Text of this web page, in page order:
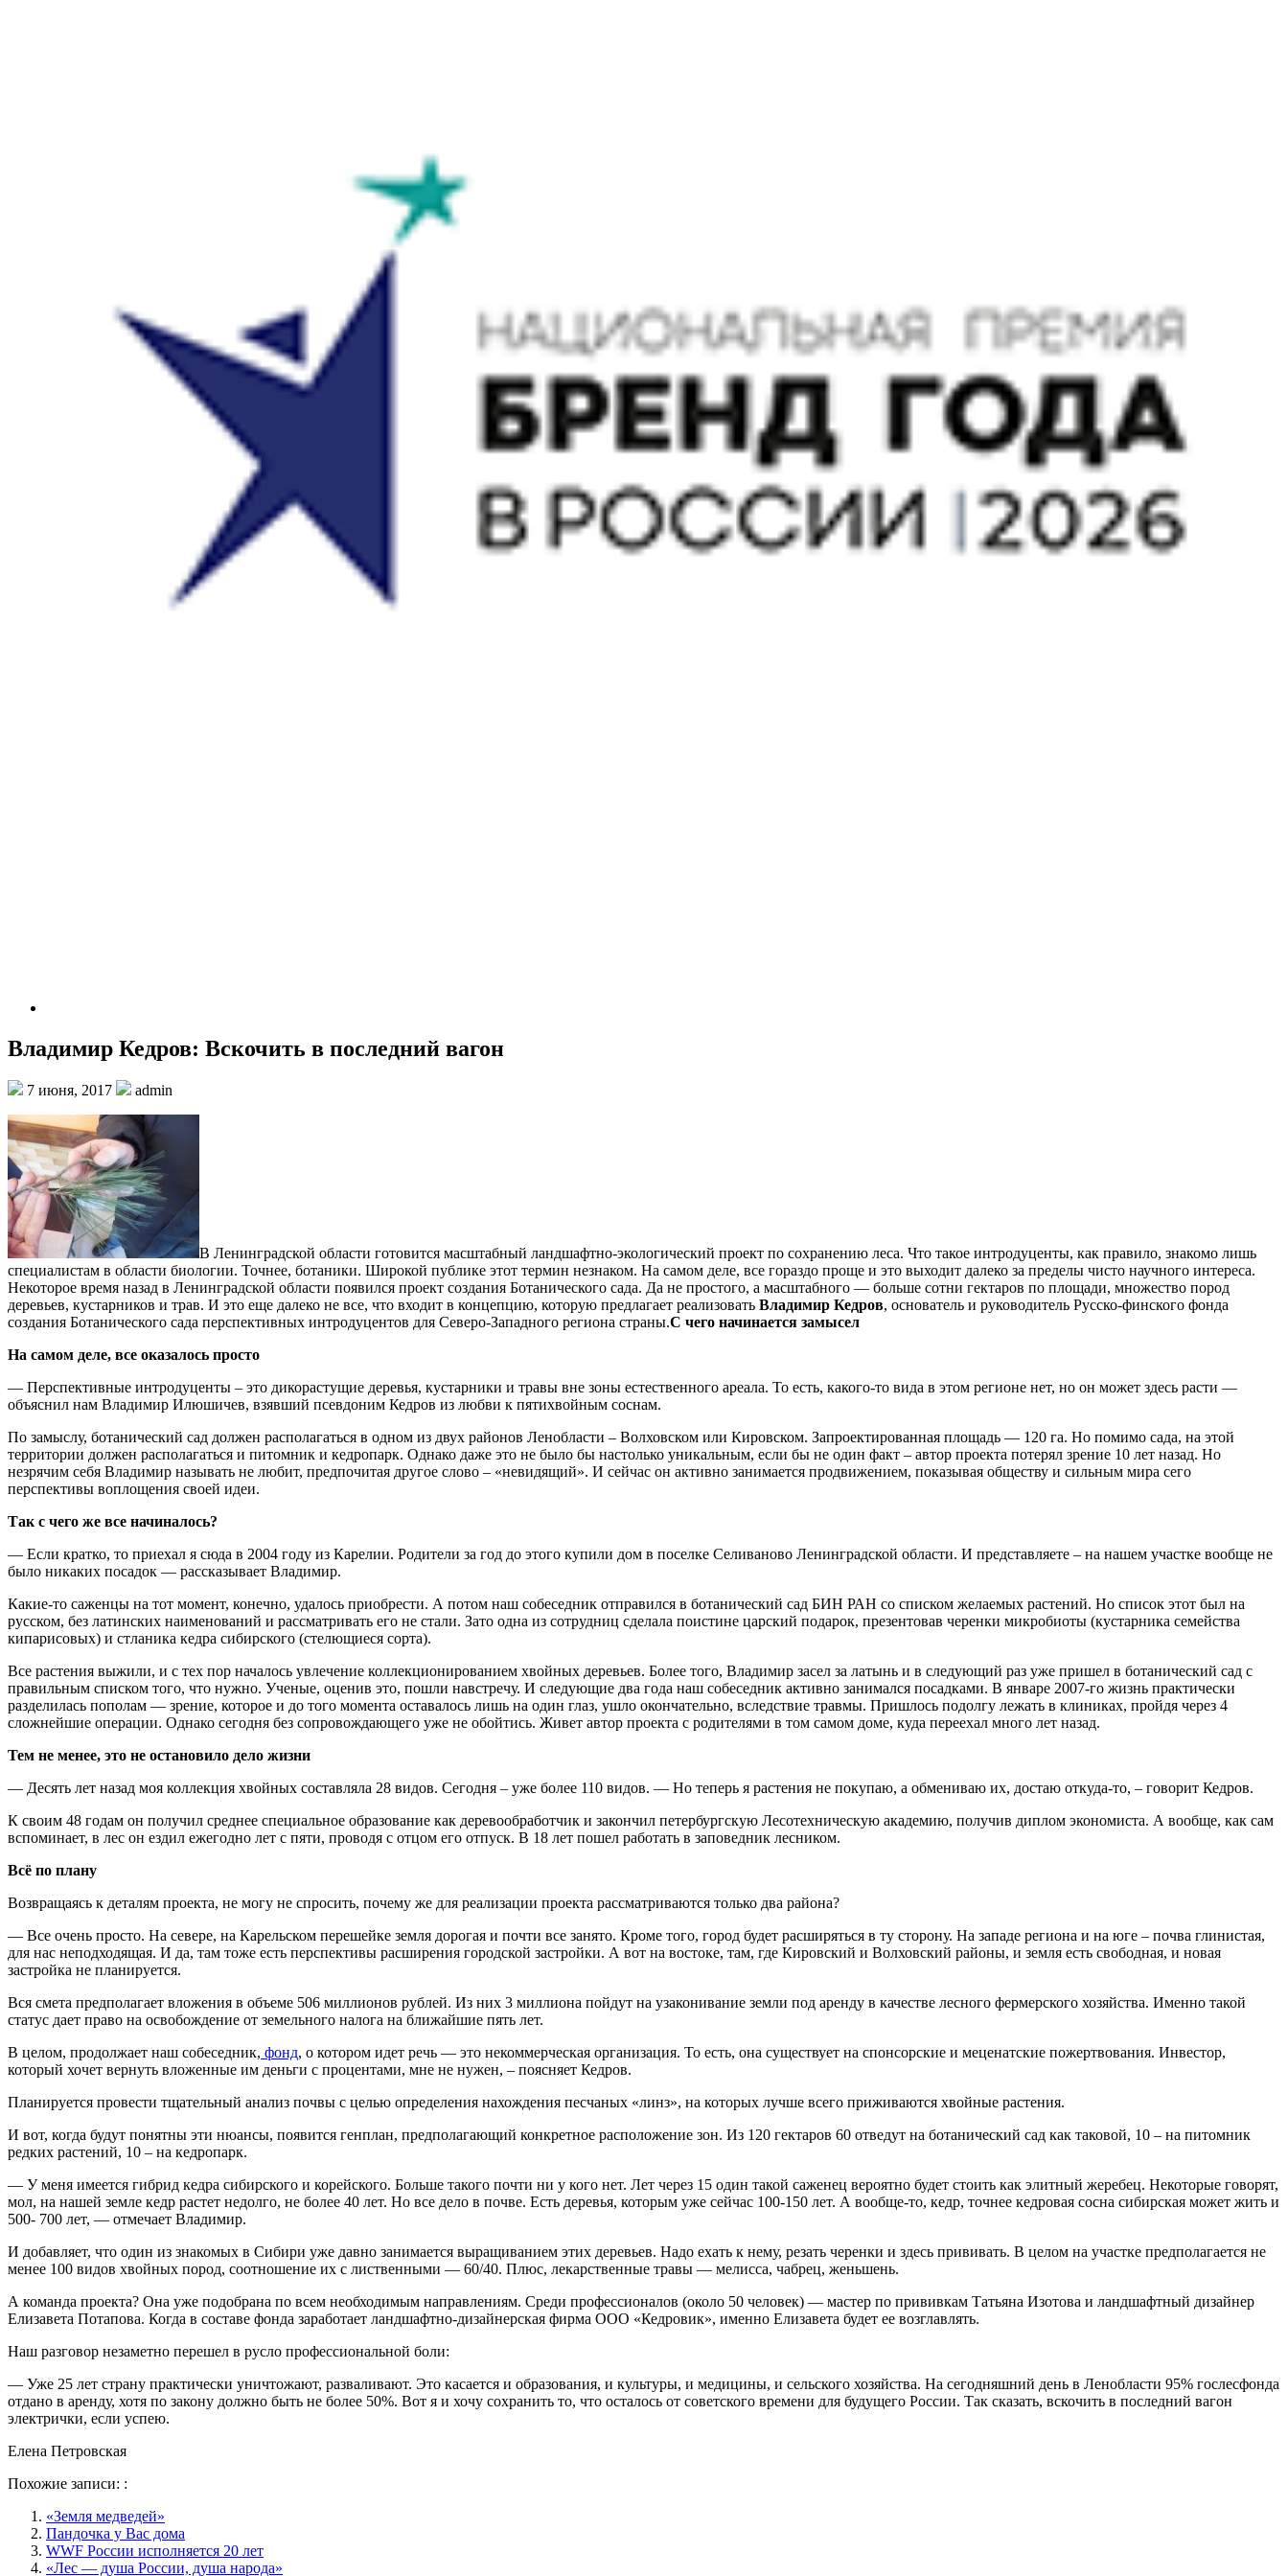
Владимир Кедров: Вскочить в последний вагон
7 июня, 2017 admin
В Ленинградской области готовится масштабный ландшафтно-экологический проект по сохранению леса. Что такое интродуценты, как правило, знакомо лишь
специалистам в области биологии. Точнее, ботаники. Широкой публике этот термин незнаком. На самом деле, все гораздо проще и это выходит далеко за пределы чисто научного интереса.
Некоторое время назад в Ленинградской области появился проект создания Ботанического сада. Да не простого, а масштабного — больше сотни гектаров по площади, множество пород
деревьев, кустарников и трав. И это еще далеко не все, что входит в концепцию, которую предлагает реализовать Владимир Кедров, основатель и руководитель Русско-финского фонда
создания Ботанического сада перспективных интродуцентов для Северо-Западного региона страны.С чего начинается замысел
На самом деле, все оказалось просто
— Перспективные интродуценты – это дикорастущие деревья, кустарники и травы вне зоны естественного ареала. То есть, какого-то вида в этом регионе нет, но он может здесь расти —
объяснил нам Владимир Илюшичев, взявший псевдоним Кедров из любви к пятихвойным соснам.
По замыслу, ботанический сад должен располагаться в одном из двух районов Ленобласти – Волховском или Кировском. Запроектированная площадь — 120 га. Но помимо сада, на этой
территории должен располагаться и питомник и кедропарк. Однако даже это не было бы настолько уникальным, если бы не один факт – автор проекта потерял зрение 10 лет назад. Но
незрячим себя Владимир называть не любит, предпочитая другое слово – «невидящий». И сейчас он активно занимается продвижением, показывая обществу и сильным мира сего
перспективы воплощения своей идеи.
Так с чего же все начиналось?
— Если кратко, то приехал я сюда в 2004 году из Карелии. Родители за год до этого купили дом в поселке Селиваново Ленинградской области. И представляете – на нашем участке вообще не
было никаких посадок — рассказывает Владимир.
Какие-то саженцы на тот момент, конечно, удалось приобрести. А потом наш собеседник отправился в ботанический сад БИН РАН со списком желаемых растений. Но список этот был на
русском, без латинских наименований и рассматривать его не стали. Зато одна из сотрудниц сделала поистине царский подарок, презентовав черенки микробиоты (кустарника семейства
кипарисовых) и стланика кедра сибирского (стелющиеся сорта).
Все растения выжили, и с тех пор началось увлечение коллекционированием хвойных деревьев. Более того, Владимир засел за латынь и в следующий раз уже пришел в ботанический сад с
правильным списком того, что нужно. Ученые, оценив это, пошли навстречу. И следующие два года наш собеседник активно занимался посадками. В январе 2007-го жизнь практически
разделилась пополам — зрение, которое и до того момента оставалось лишь на один глаз, ушло окончательно, вследствие травмы. Пришлось подолгу лежать в клиниках, пройдя через 4
сложнейшие операции. Однако сегодня без сопровождающего уже не обойтись. Живет автор проекта с родителями в том самом доме, куда переехал много лет назад.
Тем не менее, это не остановило дело жизни
— Десять лет назад моя коллекция хвойных составляла 28 видов. Сегодня – уже более 110 видов. — Но теперь я растения не покупаю, а обмениваю их, достаю откуда-то, – говорит Кедров.
К своим 48 годам он получил среднее специальное образование как деревообработчик и закончил петербургскую Лесотехническую академию, получив диплом экономиста. А вообще, как сам
вспоминает, в лес он ездил ежегодно лет с пяти, проводя с отцом его отпуск. В 18 лет пошел работать в заповедник лесником.
Всё по плану
Возвращаясь к деталям проекта, не могу не спросить, почему же для реализации проекта рассматриваются только два района?
— Все очень просто. На севере, на Карельском перешейке земля дорогая и почти все занято. Кроме того, город будет расширяться в ту сторону. На западе региона и на юге – почва глинистая,
для нас неподходящая. И да, там тоже есть перспективы расширения городской застройки. А вот на востоке, там, где Кировский и Волховский районы, и земля есть свободная, и новая
застройка не планируется.
Вся смета предполагает вложения в объеме 506 миллионов рублей. Из них 3 миллиона пойдут на узаконивание земли под аренду в качестве лесного фермерского хозяйства. Именно такой
статус дает право на освобождение от земельного налога на ближайшие пять лет.
В целом, продолжает наш собеседник, фонд, о котором идет речь — это некоммерческая организация. То есть, она существует на спонсорские и меценатские пожертвования. Инвестор,
который хочет вернуть вложенные им деньги с процентами, мне не нужен, – поясняет Кедров.
Планируется провести тщательный анализ почвы с целью определения нахождения песчаных «линз», на которых лучше всего приживаются хвойные растения.
И вот, когда будут понятны эти нюансы, появится генплан, предполагающий конкретное расположение зон. Из 120 гектаров 60 отведут на ботанический сад как таковой, 10 – на питомник
редких растений, 10 – на кедропарк.
— У меня имеется гибрид кедра сибирского и корейского. Больше такого почти ни у кого нет. Лет через 15 один такой саженец вероятно будет стоить как элитный жеребец. Некоторые говорят,
мол, на нашей земле кедр растет недолго, не более 40 лет. Но все дело в почве. Есть деревья, которым уже сейчас 100-150 лет. А вообще-то, кедр, точнее кедровая сосна сибирская может жить и
500- 700 лет, — отмечает Владимир.
И добавляет, что один из знакомых в Сибири уже давно занимается выращиванием этих деревьев. Надо ехать к нему, резать черенки и здесь прививать. В целом на участке предполагается не
менее 100 видов хвойных пород, соотношение их с лиственными — 60/40. Плюс, лекарственные травы — мелисса, чабрец, женьшень.
А команда проекта? Она уже подобрана по всем необходимым направлениям. Среди профессионалов (около 50 человек) — мастер по прививкам Татьяна Изотова и ландшафтный дизайнер
Елизавета Потапова. Когда в составе фонда заработает ландшафтно-дизайнерская фирма ООО «Кедровик», именно Елизавета будет ее возглавлять.
Наш разговор незаметно перешел в русло профессиональной боли:
— Уже 25 лет страну практически уничтожают, разваливают. Это касается и образования, и культуры, и медицины, и сельского хозяйства. На сегодняшний день в Ленобласти 95% гослесфонда
отдано в аренду, хотя по закону должно быть не более 50%. Вот я и хочу сохранить то, что осталось от советского времени для будущего России. Так сказать, вскочить в последний вагон
электрички, если успею.
Елена Петровская
Похожие записи: :
«Земля медведей»
Пандочка у Вас дома
WWF России исполняется 20 лет
«Лес — душа России, душа народа»